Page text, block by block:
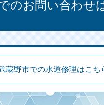
のお問い合わせ
蔵野市での水道修理はこち